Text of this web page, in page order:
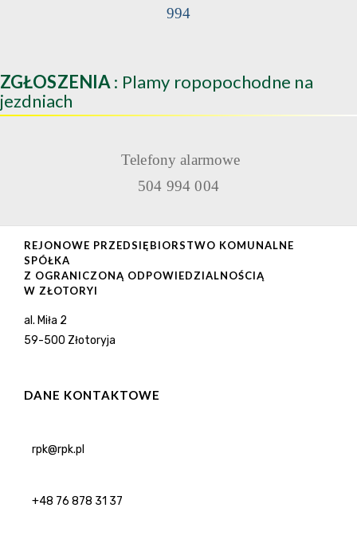
994
ZGŁOSZENIA : Plamy ropopochodne na
jezdniach
Telefony alarmowe
504 994 004
REJONOWE PRZEDSIĘBIORSTWO KOMUNALNE
SPÓŁKA
Z OGRANICZONĄ ODPOWIEDZIALNOŚCIĄ
W ZŁOTORYI
al. Miła 2
59-500 Złotoryja
DANE KONTAKTOWE
rpk@rpk.pl
+48 76 878 31 37